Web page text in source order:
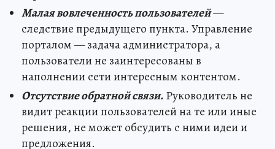
Малая вовлеченность пользователей—
следствие предыдущего пункта. Управление
порталом — задача администратора, а
пользователи не заинтересованы в
наполнении сети интересным контентом.
Отсутствие обратной связи.Руководитель не
видит реакции пользователей на те или иные
решения, не может обсудить с ними идеи и
предложения.